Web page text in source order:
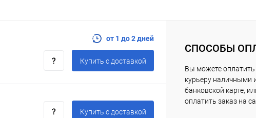
от 1 до 2 дней
Купить c доставкой
Купить c доставкой
СПОСОБЫ
Вы можете оплатить
курьеру наличными
банковской карте,
оплатить заказ на